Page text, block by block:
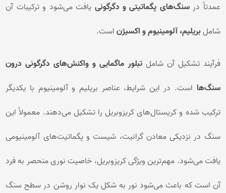
عمدتاً درسنگ‌های پگماتیتی و دگرگونی یافت می‌شود و ترکیبات آن
شامل بریلیم، آلومینیوم و اکسیژناست.
فرآیند تشکیل آن شاملتبلور ماگمایی و واکنش‌های دگرگونی درون
سنگ‌ها است. در این شرایط، عناصر بریلیم و آلومینیوم با یکدیگر
ترکیب شده و کریستال‌های کریزوبریل را تشکیل می‌دهند. معمولاً این
سنگ در نزدیکی معادن گرانیت، شیست و پگماتیت‌های آلومینیومی
یافت می‌شود. مهم‌ترین ویژگی کریزوبریل، خاصیت نوری منحصر به فرد
آن است که باعث می‌شود نور به شکل یک نوار روشن در سطح سنگ